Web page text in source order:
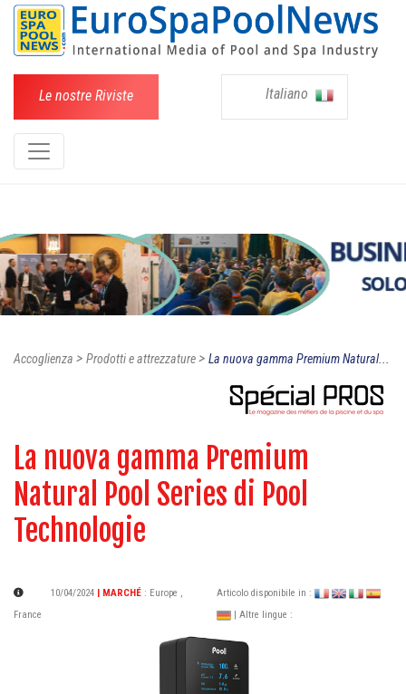
Le nostre Riviste Italiano
Accoglienza > Prodotti e attrezzature> La nuova gamma Premium Natural...
La nuova gamma Premium
Natural Pool Series di Pool
Technologie
10/04/2024 | MARCHÉ : Europe ,
France
Articolo disponibile in :
| Altre lingue :